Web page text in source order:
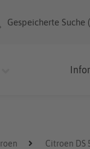
Gespeicherte Suche (
Citroen DS